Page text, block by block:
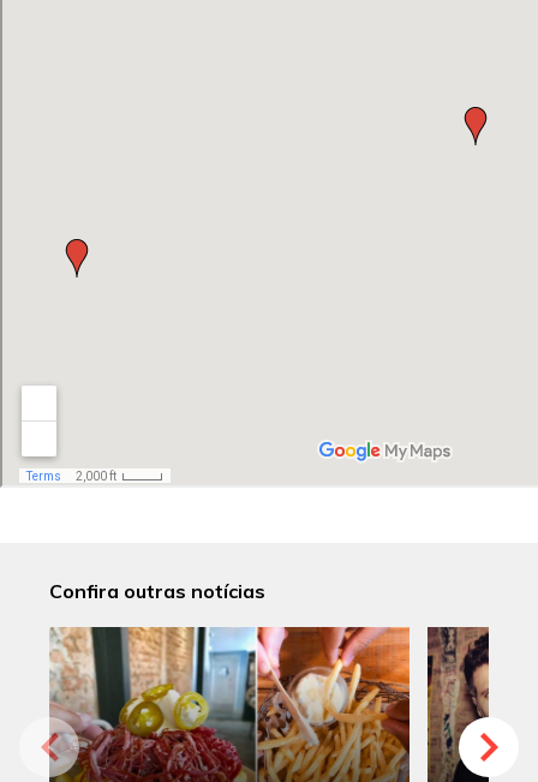
Confira outras notícias